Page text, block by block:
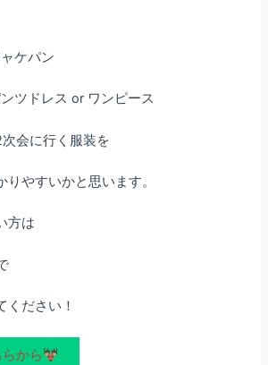
ケパン
ツドレス or ワンピース
会に行く服装を
やすいかと思います。
方は
ください！
から